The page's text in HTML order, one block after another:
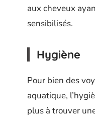
aux cheveux
sensibilisés.
Hygiène
Pour bien des
aquatique,
plus à trouver